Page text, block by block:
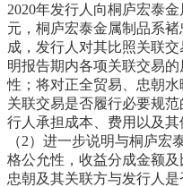
2020年发行人向桐庐宏泰
元，桐庐宏泰金属制品系
成，发行人对其比照关联
明报告期内各项关联交易
性；将对正全贸易、忠朝
关联交易是否履行必要规
行人承担成本、费用以及其
（2）进一步说明与桐庐宏
格公允性，收益分成金额
忠朝及其关联方与发行人